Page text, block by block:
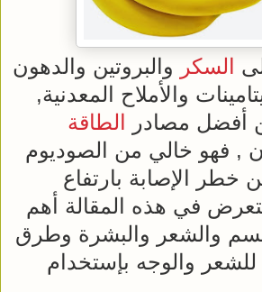
السكر والبروتين والدهون
والأملاح المعدنية,
أفضل مصادر الطاقة
, فهو خالي من الصوديوم
خطر الإصابة بارتفاع
في هذه المقالة أهم
والشعر والبشرة وطرق
والوجه بإستخدام